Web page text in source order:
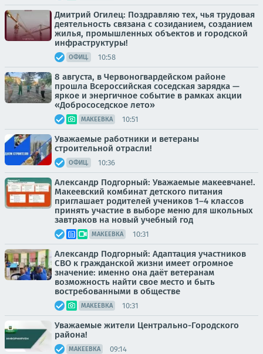
Дмитрий Огилец: Поздравляю тех, чья трудовая
деятельность связана с созиданием, созданием
жилья, промышленных объектов и городской
инфраструктуры!
ОФИЦ. 10:58
8 августа, в Червоногвардейском районе
прошла Всероссийская соседская зарядка —
яркое и энергичное событие в рамках акции
«Добрососедское лето»
МАКЕЕВКА 10:51
Уважаемые работники и ветераны
строительной отрасли!
ОФИЦ. 10:36
Александр Подгорный: Уважаемые макеевчане!.
Макеевский комбинат детского питания
приглашает родителей учеников 1–4 классов
принять участие в выборе меню для школьных
завтраков на новый учебный год
МАКЕЕВКА 10:31
Александр Подгорный: Адаптация участников
СВО к гражданской жизни имеет огромное
значение: именно она даёт ветеранам
возможность найти свое место и быть
востребованными в обществе
МАКЕЕВКА 10:31
Уважаемые жители Центрально-Городского
района!
МАКЕЕВКА 09:14